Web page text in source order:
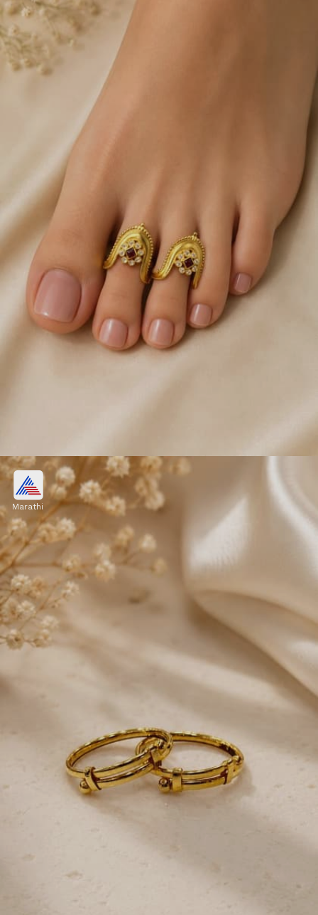
वानकी स्टाइल गोल्डन जोडवी
तुम्हाला साउथ इंडियन स्टाइलमध्ये पारंपरिक टच असलेली सुंदर
जोडवी हवी आहेत का? मग हे डिझाइन तुमच्यासाठीच आहे. यात
गोल्डन चमक आणि खड्यांचं सुंदर काम आहे.
Image credits: srishsilvers Instagram
Marathi